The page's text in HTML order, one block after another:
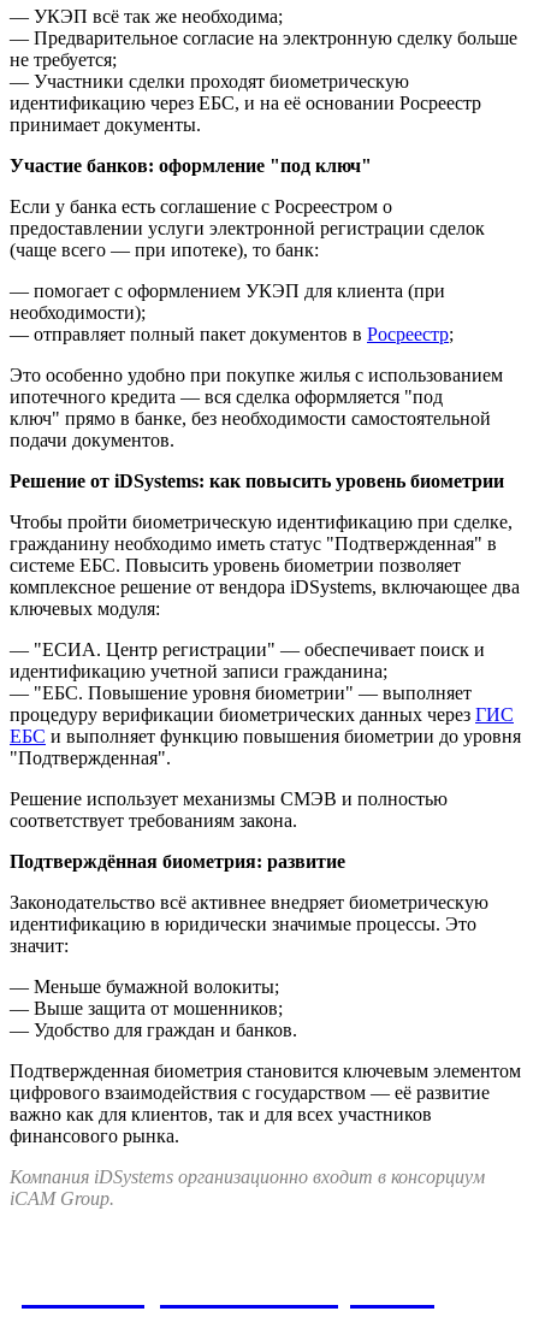
— УКЭП всё так же необходима;
— Предварительное согласие на электронную сделку больше
не требуется;
— Участники сделки проходят биометрическую
идентификацию через ЕБС, и на её основании Росреестр
принимает документы.
Участие банков: оформление "под ключ"
Если у банка есть соглашение с Росреестром о
предоставлении услуги электронной регистрации сделок
(чаще всего — при ипотеке), то банк:
— помогает с оформлением УКЭП для клиента (при
необходимости);
— отправляет полный пакет документов в Росреестр;
Это особенно удобно при покупке жилья с использованием
ипотечного кредита — вся сделка оформляется "под
ключ" прямо в банке, без необходимости самостоятельной
подачи документов.
Решение от iDSystems: как повысить уровень биометрии
Чтобы пройти биометрическую идентификацию при сделке,
гражданину необходимо иметь статус "Подтвержденная" в
системе ЕБС. Повысить уровень биометрии позволяет
комплексное решение от вендора iDSystems, включающее два
ключевых модуля:
— "ЕСИА. Центр регистрации" — обеспечивает поиск и
идентификацию учетной записи гражданина;
— "ЕБС. Повышение уровня биометрии" — выполняет
процедуру верификации биометрических данных через ГИС
ЕБС и выполняет функцию повышения биометрии до уровня
"Подтвержденная".
Решение использует механизмы СМЭВ и полностью
соответствует требованиям закона.
Подтверждённая биометрия: развитие
Законодательство всё активнее внедряет биометрическую
идентификацию в юридически значимые процессы. Это
значит:
— Меньше бумажной волокиты;
— Выше защита от мошенников;
— Удобство для граждан и банков.
Подтвержденная биометрия становится ключевым элементом
цифрового взаимодействия с государством — её развитие
важно как для клиентов, так и для всех участников
финансового рынка.
Компания iDSystems организационно входит в консорциум
iCAM Group.